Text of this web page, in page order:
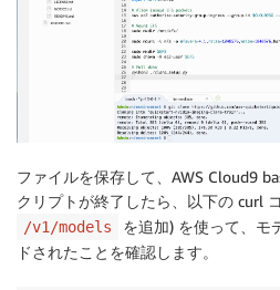
ファイルを保存して、AWS Cloud9
クリプトが終了したら、以下の curl
/v1/models
を追加) を使って、モ
ドされたことを確認します。